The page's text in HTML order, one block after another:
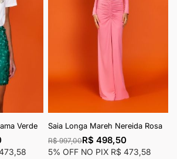
Verde Saia Longa Mareh Nereida Rosa
R$ 997,00R$ 498,50
5% OFF NO PIX R$ 473,58